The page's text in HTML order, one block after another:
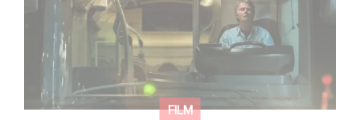
FILM